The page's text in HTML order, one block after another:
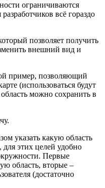
ограничиваются
всё гораздо
позволяет получить
внешний вид и
пример, позволяющий
(использоваться будут
можно сохранить в
указать какую область
этих целей удобно
Первые
область, вторые –
(достаточно